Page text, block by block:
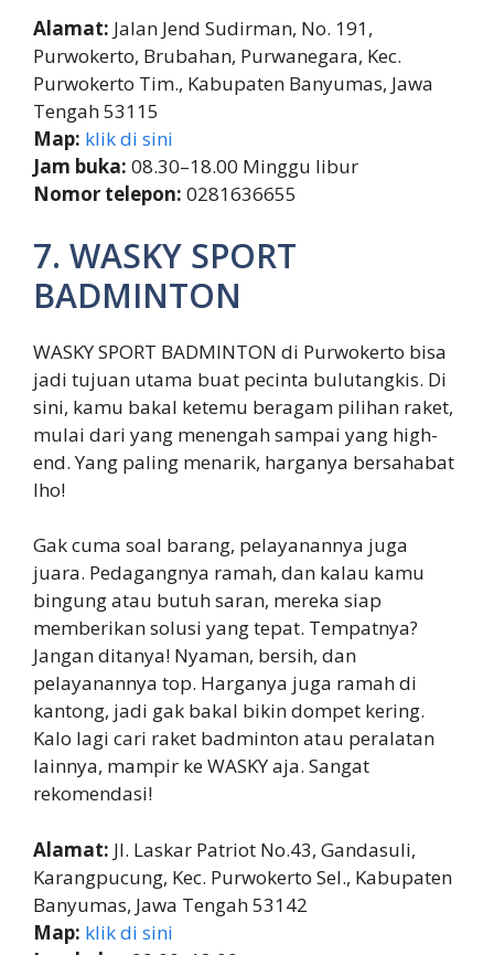
Alamat: Jalan Jend Sudirman, No. 191,
Purwokerto, Brubahan, Purwanegara, Kec.
Purwokerto Tim., Kabupaten Banyumas, Jawa
Tengah 53115
Map: klik di sini
Jam buka: 08.30–18.00 Minggu libur
Nomor telepon: 0281636655
7. WASKY SPORT
BADMINTON
WASKY SPORT BADMINTON di Purwokerto bisa
jadi tujuan utama buat pecinta bulutangkis. Di
sini, kamu bakal ketemu beragam pilihan raket,
mulai dari yang menengah sampai yang high-
end. Yang paling menarik, harganya bersahabat
lho!
Gak cuma soal barang, pelayanannya juga
juara. Pedagangnya ramah, dan kalau kamu
bingung atau butuh saran, mereka siap
memberikan solusi yang tepat. Tempatnya?
Jangan ditanya! Nyaman, bersih, dan
pelayanannya top. Harganya juga ramah di
kantong, jadi gak bakal bikin dompet kering.
Kalo lagi cari raket badminton atau peralatan
lainnya, mampir ke WASKY aja. Sangat
rekomendasi!
Alamat: Jl. Laskar Patriot No.43, Gandasuli,
Karangpucung, Kec. Purwokerto Sel., Kabupaten
Banyumas, Jawa Tengah 53142
Map: klik di sini